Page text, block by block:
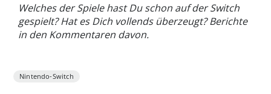
Welches der Spiele hast Du schon auf der Switch
gespielt? Hat es Dich vollends überzeugt? Berichte
in den Kommentaren davon.
Nintendo-Switch